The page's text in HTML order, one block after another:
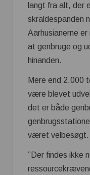
langt fra alt, der
skraldespanden
Aarhusianerne
at genbruge og
hinanden.
Mere end 2.000
være blevet
det er både
været velbesøgt.
”Der findes ikke